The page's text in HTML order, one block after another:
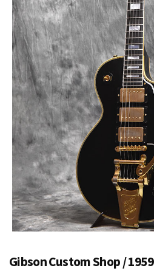
Gibson Custom Shop /